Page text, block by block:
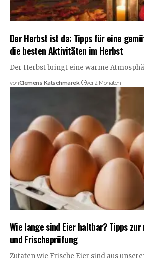
Der Herbst ist da: Tipps für eine
die besten Aktivitäten im Herbst
Der Herbst bringt eine warme
vonClemens Katschmarek vor 2 Monaten
Wie lange sind Eier haltbar? Tipps
und Frischeprüfung
Zutaten wie Frische Eier sind aus